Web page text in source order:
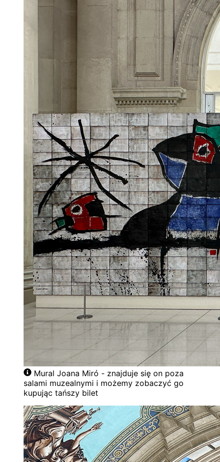
Mural Joana Miró - znajduje się on poza
salami muzealnymi i możemy zobaczyć go
kupując tańszy bilet